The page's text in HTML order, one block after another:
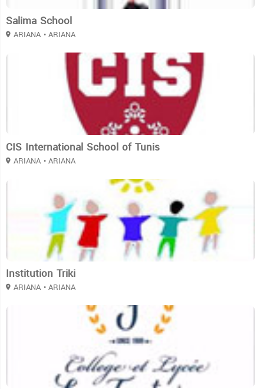
Salima School
ARIANA • ARIANA
CIS International School of Tunis
ARIANA • ARIANA
Institution Triki
ARIANA • ARIANA